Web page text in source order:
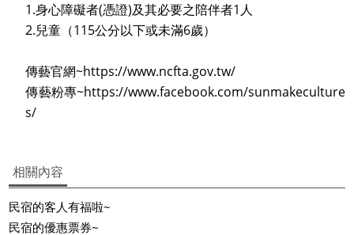
1.身心障礙者(憑證)及其必要之陪伴者1人
2.兒童（115公分以下或未滿6歲）
傳藝官網~https://www.ncfta.gov.tw/
傳藝粉專~https://www.facebook.com/sunmakeculture
s/
相關內容
民宿的客人有福啦~
民宿的優惠票券~